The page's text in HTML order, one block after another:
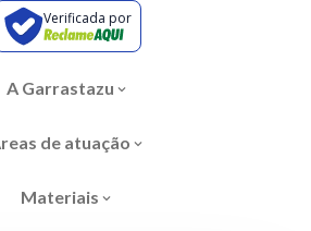
Verificada por
A Garrastazu
de atuação
Materiais